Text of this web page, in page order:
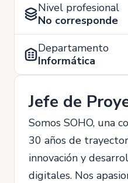
Nivel profesional
No corresponde
Departamento
Informática
Jefe de
Somos SOHO, una
30 años de
innovación y
digitales. Nos